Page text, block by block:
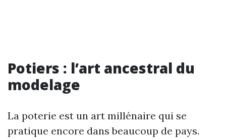
Potiers : l’art ancestral du
modelage
La poterie est un art millénaire qui se
pratique encore dans beaucoup de pays.